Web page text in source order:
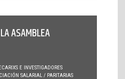
ASAMBLEA
E INVESTIGADORES
SALARIAL / PARITARIAS